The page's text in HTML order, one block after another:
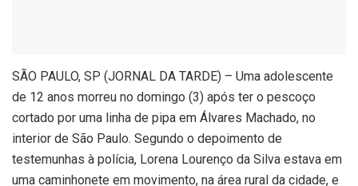
SÃO PAULO, SP (JORNAL DA TARDE) – Uma adolescente
de 12 anos morreu no domingo (3) após ter o pescoço
cortado por uma linha de pipa em Álvares Machado, no
interior de São Paulo. Segundo o depoimento de
testemunhas à polícia, Lorena Lourenço da Silva estava em
uma caminhonete em movimento, na área rural da cidade, e